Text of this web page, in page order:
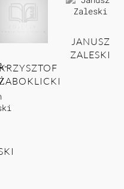
ŻABOKLICKI
JANUSZ
ZALESKI